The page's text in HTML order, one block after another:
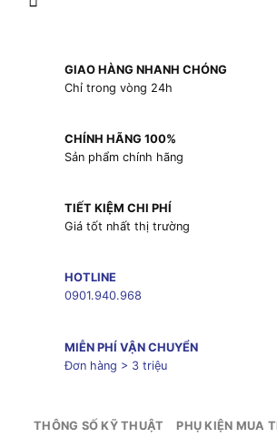
GIAO HÀNG NHANH CHÓNG
Chỉ trong vòng 24h
CHÍNH HÃNG 100%
Sản phẩm chính hãng
TIẾT KIỆM CHI PHÍ
Giá tốt nhất thị trường
HOTLINE
0901.940.968
MIỄN PHÍ VẬN CHUYỂN
Đơn hàng > 3 triệu
THÔNG SỐ KỸ THUẬT PHỤ KIỆN MUA